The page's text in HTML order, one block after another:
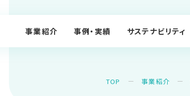
事業紹介 事例・実績 サステナビリティ
TOP 事業紹介